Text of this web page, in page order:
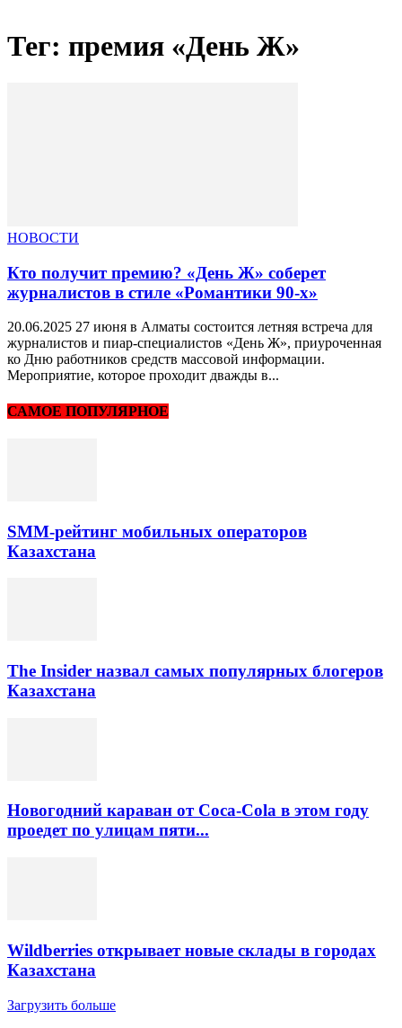
Тег: премия «День Ж»
НОВОСТИ
Кто получит премию? «День Ж» соберет
журналистов в стиле «Романтики 90-х»
20.06.2025 27 июня в Алматы состоится летняя встреча для
журналистов и пиар-специалистов «День Ж», приуроченная
ко Дню работников средств массовой информации.
Мероприятие, которое проходит дважды в...
САМОЕ ПОПУЛЯРНОЕ
SMM-рейтинг мобильных операторов
Казахстана
The Insider назвал самых популярных блогеров
Казахстана
Новогодний караван от Coca-Cola в этом году
проедет по улицам пяти...
Wildberries открывает новые склады в городах
Казахстана
Загрузить больше